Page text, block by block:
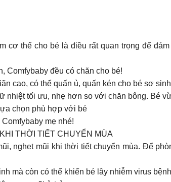
cơ thể cho bé là điều rất quan trọng để
Comfybaby đều có chăn cho bé!
cao, có thể quấn ủ, quấn kén cho bé sơ
nhiệt tối ưu, nhẹ hơn so với chăn bông. Bé
chọn phù hợp với bé
mẹ nhé!
THỜI TIẾT CHUYỂN MÙA
nghẹt mũi khi thời tiết chuyển mùa. Để
mà còn có thể khiến bé lây nhiễm virus